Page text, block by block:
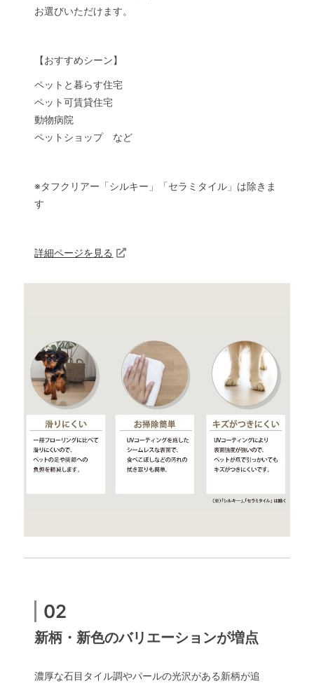
お選びいただけます。
【おすすめシーン】
ペットと暮らす住宅
ペット可賃貸住宅
動物病院
ペットショップ など
※タフクリアー「シルキー」「セラミタイル」は除きま
す
詳細ページを見る
02
新柄・新色のバリエーションが増点
濃厚な石目タイル調やパールの光沢がある新柄が追